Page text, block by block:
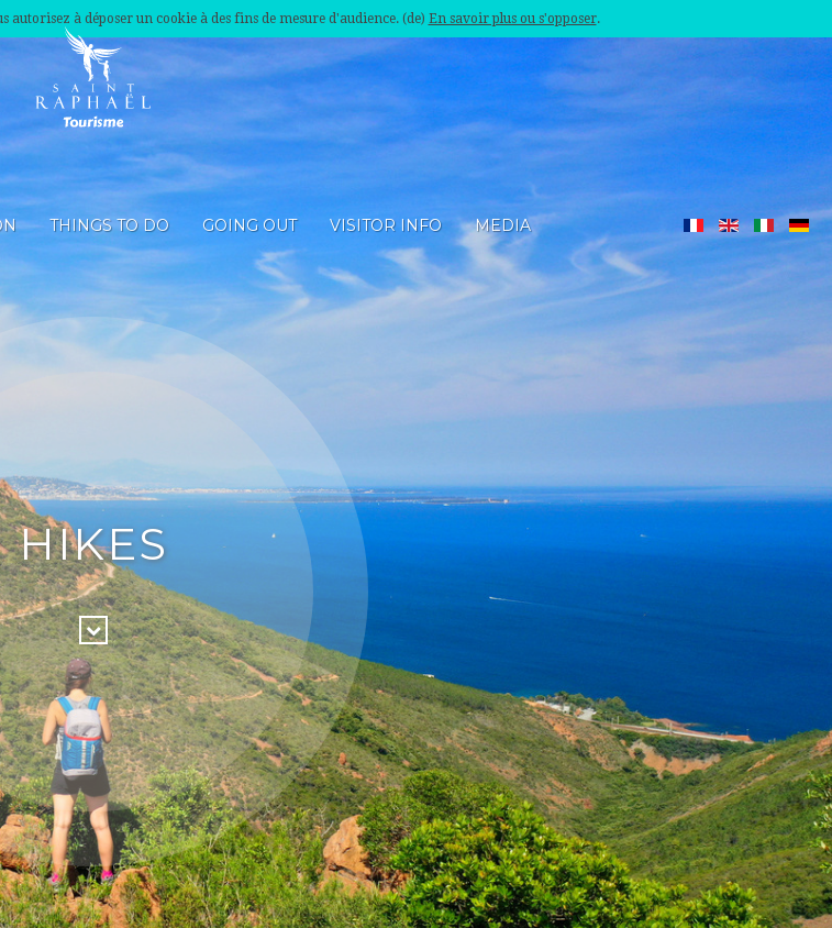
à déposer un cookie à des fins de mesure d'audience. (de) En savoir plus ou s'opposer.
THINGS TO DO GOING OUT VISITOR INFO MEDIA
HIKES